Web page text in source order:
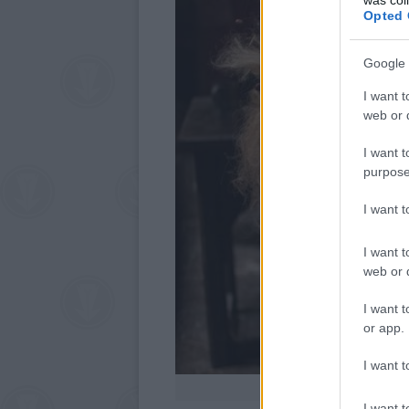
Opted
Google
I want
web or
I want
I want
I want
web or
I want
or app.
I want